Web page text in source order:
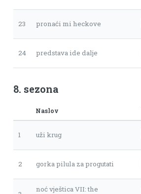
23 pronaći mi heckove
24 predstava ide dalje
8. sezona
Naslov
1 uži krug
2 gorka pilula za progutati
noć vještica VII: the